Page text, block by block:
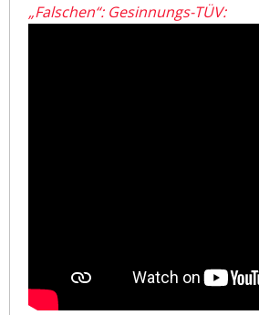
„Falschen“: Gesinnungs-TÜV: